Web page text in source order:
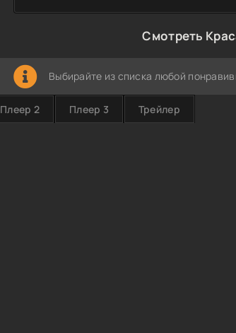
Смотреть
Выбирайте из списка любой
Плеер 2 Плеер 3 Трейлер